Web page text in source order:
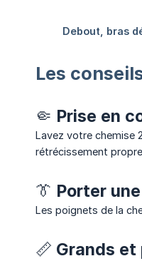
Les
🤏 Prise en
Lavez votre chemise
rétrécissement
👔 Porter
Les poignets de la
📏 Grands